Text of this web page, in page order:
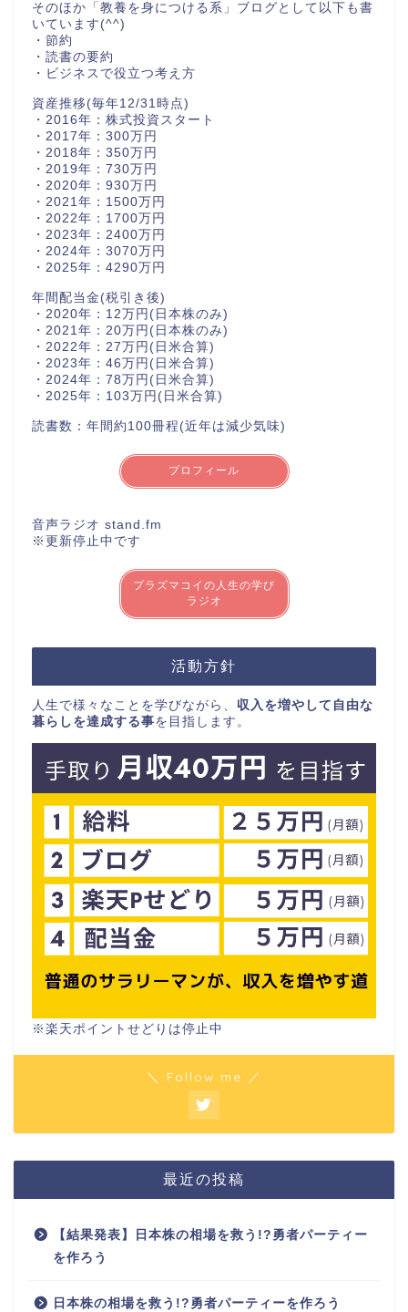
そのほか「教養を身につける系」ブログとして以下も書
いています(^^)
・節約
・読書の要約
・ビジネスで役立つ考え方
資産推移(毎年12/31時点)
・2016年：株式投資スタート
・2017年：300万円
・2018年：350万円
・2019年：730万円
・2020年：930万円
・2021年：1500万円
・2022年：1700万円
・2023年：2400万円
・2024年：3070万円
・2025年：4290万円
年間配当金(税引き後)
・2020年：12万円(日本株のみ)
・2021年：20万円(日本株のみ)
・2022年：27万円(日米合算)
・2023年：46万円(日米合算)
・2024年：78万円(日米合算)
・2025年：103万円(日米合算)
読書数：年間約100冊程(近年は減少気味)
プロフィール
音声ラジオ stand.fm
※更新停止中です
プラズマコイの人生の学び
ラジオ
活動方針
人生で様々なことを学びながら、 収入を増やして自由な
暮らしを達成する事を目指します。
※楽天ポイントせどりは停止中
＼ Follow me ／
最近の投稿
【結果発表】日本株の相場を救う!?勇者パーティー
を作ろう
日本株の相場を救う!?勇者パーティーを作ろう